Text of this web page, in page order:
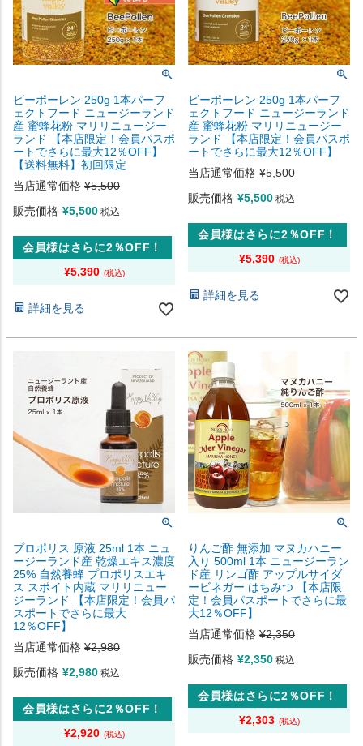
ビーポーレン 250g 1本パーフ
ェクトフード ニュージーランド
産 蜜蜂花粉 マリリニュージー
ランド 【本店限定！会員パスポ
ートでさらに最大12％OFF】
【送料無料】初回限定
当店通常価格 ¥5,500
販売価格 ¥5,500 税込
会員様はさらに2％OFF！
¥5,390
詳細を見る
ビーポーレン 250g 1本パーフ
ェクトフード ニュージーランド
産 蜜蜂花粉 マリリニュージー
ランド 【本店限定！会員パスポ
ートでさらに最大12％OFF】
当店通常価格 ¥5,500
販売価格 ¥5,500 税込
会員様はさらに2％OFF！
¥5,390
詳細を見る
プロポリス 原液 25ml 1本 ニュ
ージーランド産 乾燥エキス濃度
25% 自然養蜂 プロポリスエキ
ス スポイト内蔵 マリリニュー
ジーランド 【本店限定！会員パ
スポートでさらに最大
12％OFF】
当店通常価格 ¥2,980
販売価格 ¥2,980 税込
会員様はさらに2％OFF！
¥2,920
りんご酢 無添加 マヌカハニー
入り 500ml 1本 ニュージーラン
ド産 リンゴ酢 アップルサイダ
ービネガー はちみつ 【本店限
定！会員パスポートでさらに最
大12％OFF】
当店通常価格 ¥2,350
販売価格 ¥2,350 税込
会員様はさらに2％OFF！
¥2,303